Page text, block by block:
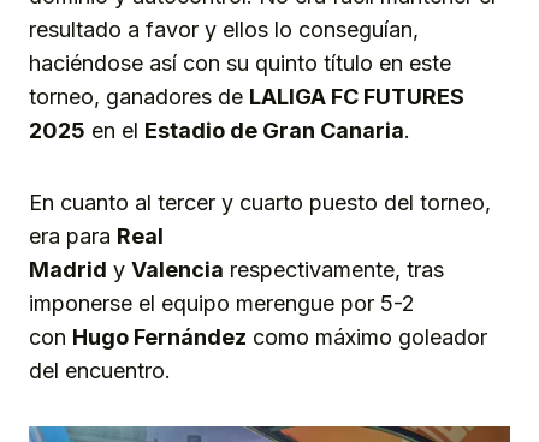
resultado a favor y ellos lo conseguían,
haciéndose así con su quinto título en este
torneo, ganadores de LALIGA FC FUTURES
2025 en el Estadio de Gran Canaria.
En cuanto al tercer y cuarto puesto del torneo,
era para Real
Madrid y Valencia respectivamente, tras
imponerse el equipo merengue por 5-2
con Hugo Fernández como máximo goleador
del encuentro.